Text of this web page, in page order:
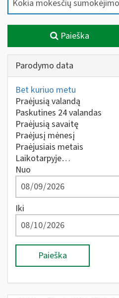
Paieška
Parodymo data
Bet kuriuo metu
Praėjusią valandą
Paskutines 24 valandas
Praėjusią savaitę
Praėjusį mėnesį
Praėjusiais metais
Laikotarpyje…
Nuo
Iki
Paieška